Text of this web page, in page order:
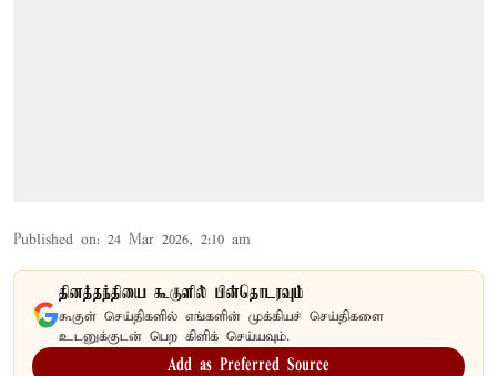
Published on: 24 Mar 2026, 2:10 am
தினத்தந்தியை கூகுளில் பின்தொடரவும்
கூகுள் செய்திகளில் எங்களின் முக்கியச் செய்திகளை
உடனுக்குடன் பெற கிளிக் செய்யவும்.
Add as Preferred Source